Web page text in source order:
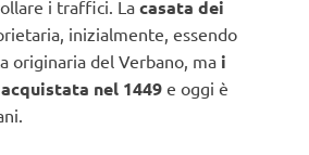
i traffici. La casata dei
inizialmente, essendo
originaria del Verbano, ma i
nel 1449 e oggi è